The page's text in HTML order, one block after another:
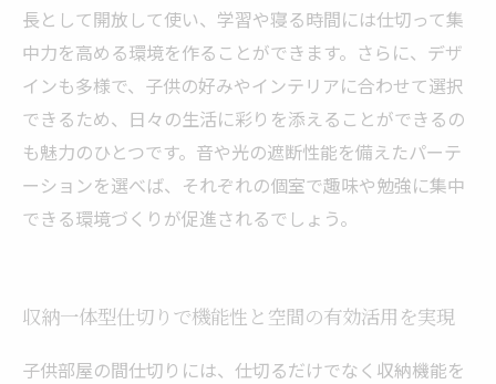
長として開放して使い、学習や寝る時間には仕切って集
中力を高める環境を作ることができます。さらに、デザ
インも多様で、子供の好みやインテリアに合わせて選択
できるため、日々の生活に彩りを添えることができるの
も魅力のひとつです。音や光の遮断性能を備えたパーテ
ーションを選べば、それぞれの個室で趣味や勉強に集中
できる環境づくりが促進されるでしょう。
収納一体型仕切りで機能性と空間の有効活用を実現
子供部屋の間仕切りには、仕切るだけでなく収納機能を